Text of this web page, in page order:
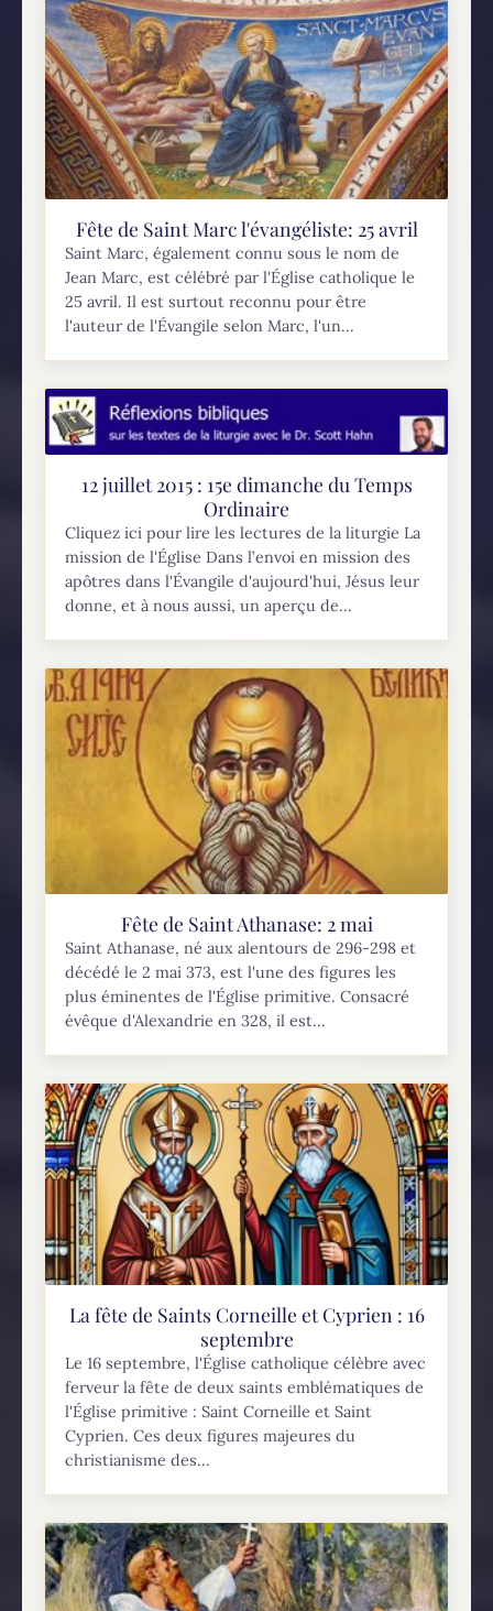
Fête de Saint Marc l'évangéliste: 25 avril
Saint Marc, également connu sous le nom de
Jean Marc, est célébré par l'Église catholique le
25 avril. Il est surtout reconnu pour être
l'auteur de l'Évangile selon Marc, l'un...
12 juillet 2015 : 15e dimanche du Temps
Ordinaire
Cliquez ici pour lire les lectures de la liturgie La
mission de l'Église Dans l’envoi en mission des
apôtres dans l'Évangile d'aujourd'hui, Jésus leur
donne, et à nous aussi, un aperçu de...
Fête de Saint Athanase: 2 mai
Saint Athanase, né aux alentours de 296-298 et
décédé le 2 mai 373, est l'une des figures les
plus éminentes de l'Église primitive. Consacré
évêque d'Alexandrie en 328, il est...
La fête de Saints Corneille et Cyprien : 16
septembre
Le 16 septembre, l'Église catholique célèbre avec
ferveur la fête de deux saints emblématiques de
l'Église primitive : Saint Corneille et Saint
Cyprien. Ces deux figures majeures du
christianisme des...